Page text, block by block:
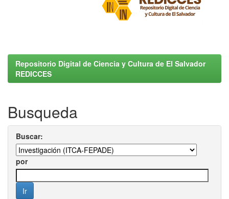
Repositorio Digital de Ciencia y Cultura de El Salvador
REDICCES
Busqueda
Buscar:
por